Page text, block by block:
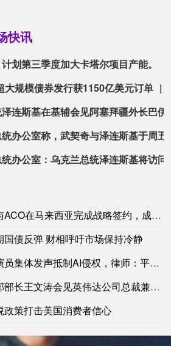
快讯
划第三季度加大卡塔尔项目产能。
规模债券发行获1150亿美元订单
在马来西亚完成战略签约，成为勒芒签约
国债反弹 财相呼吁市场保持冷静
体发声抵制AI侵权，律师：平台不能以“
文涛会见英伟达公司总裁兼首席执行官黄
政策打击美国消费者信心